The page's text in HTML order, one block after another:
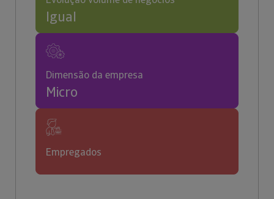
Igual
Dimensão da empresa
Micro
Empregados